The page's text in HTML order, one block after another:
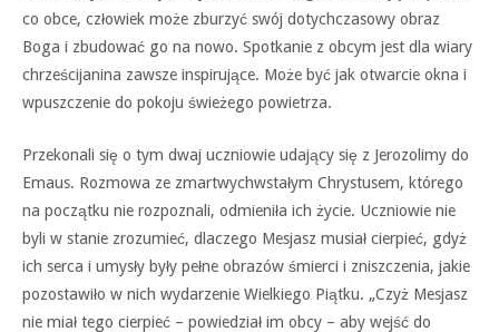
co obce, człowiek może zburzyć swój dotychczasowy obraz
Boga i zbudować go na nowo. Spotkanie z obcym jest dla wiary
chrześcijanina zawsze inspirujące. Może być jak otwarcie okna i
wpuszczenie do pokoju świeżego powietrza.
Przekonali się o tym dwaj uczniowie udający się z Jerozolimy do
Emaus. Rozmowa ze zmartwychwstałym Chrystusem, którego
na początku nie rozpoznali, odmieniła ich życie. Uczniowie nie
byli w stanie zrozumieć, dlaczego Mesjasz musiał cierpieć, gdyż
ich serca i umysły były pełne obrazów śmierci i zniszczenia, jakie
pozostawiło w nich wydarzenie Wielkiego Piątku. „Czyż Mesjasz
nie miał tego cierpieć – powiedział im obcy – aby wejść do